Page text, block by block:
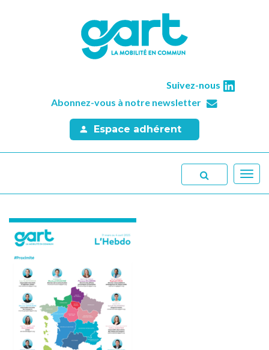
Suivez-nous
Abonnez-vous à notre newsletter
Espace adhérent